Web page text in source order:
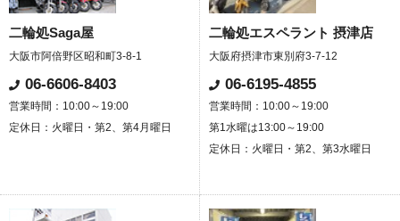
二輪処Saga屋
大阪市阿倍野区昭和町3-8-1
06-6606-8403
営業時間：10:00～19:00
定休日：火曜日・第2、第4月曜日
二輪処エスペラント 摂津店
大阪府摂津市東別府3-7-12
06-6195-4855
営業時間：10:00～19:00
第1水曜は13:00～19:00
定休日：火曜日・第2、第3水曜日